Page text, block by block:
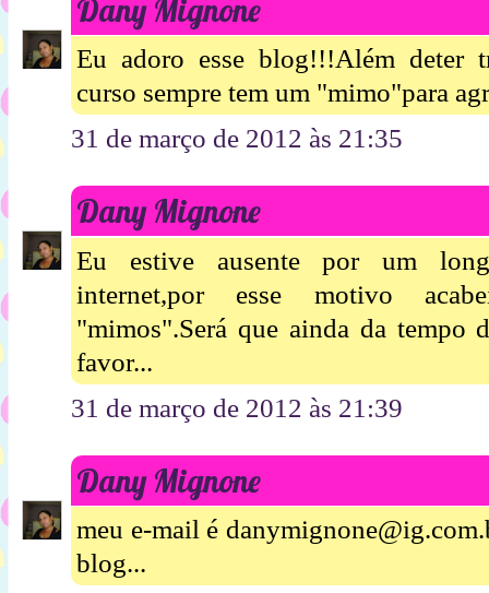
Dany Mignone
Eu adoro esse blog!!!Além deter
curso sempre tem um "mimo"para
31 de março de 2012 às 21:35
Dany Mignone
Eu estive ausente por um
internet,por esse motivo
"mimos".Será que ainda da tempo
favor...
31 de março de 2012 às 21:39
Dany Mignone
meu e-mail é
blog...